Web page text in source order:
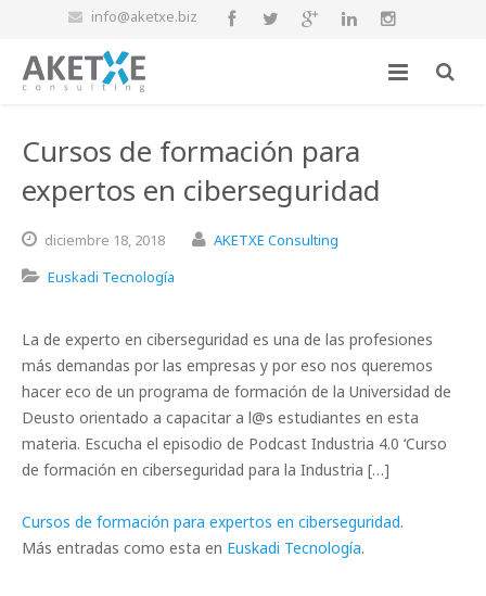
info@aketxe.biz
Cursos de formación para
expertos en ciberseguridad
diciembre 18, 2018
AKETXE Consulting
Euskadi Tecnología
La de experto en ciberseguridad es una de las profesiones
más demandas por las empresas y por eso nos queremos
hacer eco de un programa de formación de la Universidad de
Deusto orientado a capacitar a l@s estudiantes en esta
materia. Escucha el episodio de Podcast Industria 4.0 ‘Curso
de formación en ciberseguridad para la Industria […]
Cursos de formación para expertos en ciberseguridad.
Más entradas como esta en Euskadi Tecnología.